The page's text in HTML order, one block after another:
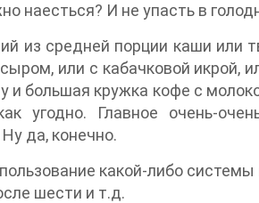
наесться? И не упасть в
из средней порции каши или
или с кабачковой икрой,
и большая кружка кофе с
угодно. Главное очень-
да, конечно.
какой-либо
шести и т.д.